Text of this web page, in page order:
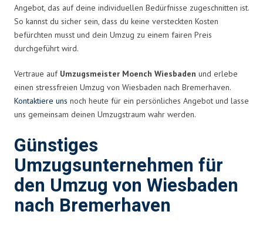
Angebot, das auf deine individuellen Bedürfnisse zugeschnitten ist.
So kannst du sicher sein, dass du keine versteckten Kosten
befürchten musst und dein Umzug zu einem fairen Preis
durchgeführt wird.
Vertraue auf Umzugsmeister Moench Wiesbaden und erlebe
einen stressfreien Umzug von Wiesbaden nach Bremerhaven.
Kontaktiere uns noch heute für ein persönliches Angebot und lasse
uns gemeinsam deinen Umzugstraum wahr werden.
Günstiges
Umzugsunternehmen für
den Umzug von Wiesbaden
nach Bremerhaven